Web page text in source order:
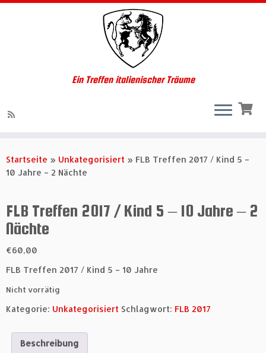
Inhalt
springen
Ein Treffen italienischer Träume
Startseite » Unkategorisiert » FLB Treffen 2017 / Kind 5 –
10 Jahre – 2 Nächte
FLB Treffen 2017 / Kind 5 – 10 Jahre – 2
Nächte
€60,00
FLB Treffen 2017 / Kind 5 – 10 Jahre
Nicht vorrätig
Kategorie: Unkategorisiert Schlagwort: FLB 2017
Beschreibung